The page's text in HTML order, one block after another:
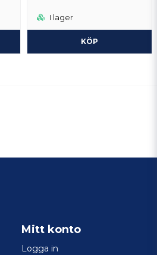
I lager
KÖP
Mitt konto
Logga in